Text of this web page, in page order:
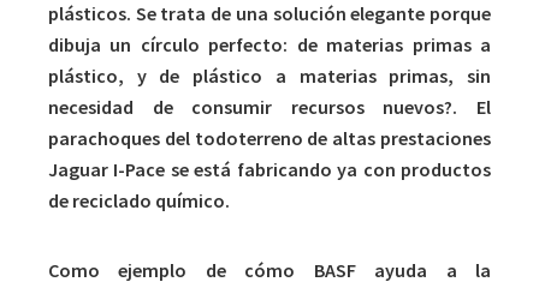
plásticos. Se trata de una solución elegante porque
dibuja un círculo perfecto: de materias primas a
plástico, y de plástico a materias primas, sin
necesidad de consumir recursos nuevos?. El
parachoques del todoterreno de altas prestaciones
Jaguar I-Pace se está fabricando ya con productos
de reciclado químico.
Como ejemplo de cómo BASF ayuda a la